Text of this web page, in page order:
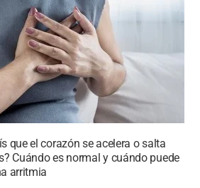
que el corazón se acelera o salta
Cuándo es normal y cuándo puede
arritmia